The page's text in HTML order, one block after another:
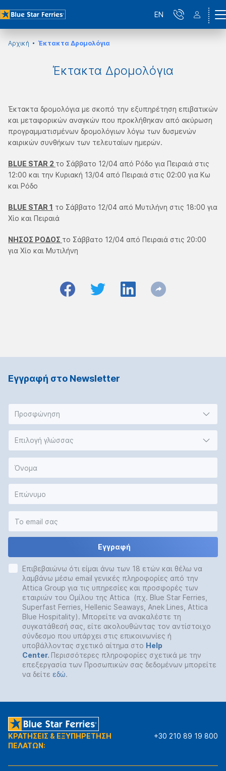
EN
Αρχική Έκτακτα Δρομολόγια
Έκτακτα Δρομολόγια
Έκτακτα δρομολόγια με σκοπό την εξυπηρέτηση επιβατικών
και μεταφορικών αναγκών που προκλήθηκαν από ακύρωση
προγραμματισμένων δρομολόγιων λόγω των δυσμενών
καιρικών συνθήκων των τελευταίων ημερών.
BLUE STAR 2 το Σάββατο 12/04 από Ρόδο για Πειραιά στις
12:00 και την Κυριακή 13/04 από Πειραιά στις 02:00 για Κω
και Ρόδο
BLUE STAR 1 το Σάββατο 12/04 από Μυτιλήνη στις 18:00 για
Χίο και Πειραιά
ΝΗΣΟΣ ΡΟΔΟΣ το Σάββατο 12/04 από Πειραιά στις 20:00
για Χίο και Μυτιλήνη
Εγγραφή στο Νewsletter
Προσφώνηση
Επιλογή γλώσσας
Εγγραφή
Επιβεβαιώνω ότι είμαι άνω των 18 ετών και θέλω να
λαμβάνω μέσω email γενικές πληροφορίες από την
Attica Group για τις υπηρεσίες και προσφορές των
εταιριών του Ομίλου της Attica (πχ. Blue Star Ferries,
Superfast Ferries, Hellenic Seaways, Anek Lines, Attica
Blue Hospitality). Μπορείτε να ανακαλέστε τη
συγκατάθεσή σας, είτε ακολουθώντας τον αντίστοιχο
σύνδεσμο που υπάρχει στις επικοινωνίες ή
υποβάλλοντας σχετικό αίτημα στο Help
Center. Περισσότερες πληροφορίες σχετικά με την
επεξεργασία των Προσωπικών σας δεδομένων μπορείτε
να δείτε εδώ.
ΚΡΑΤΗΣΕΙΣ & ΕΞΥΠΗΡΕΤΗΣΗ
ΠΕΛΑΤΩΝ:
+30 210 89 19 800